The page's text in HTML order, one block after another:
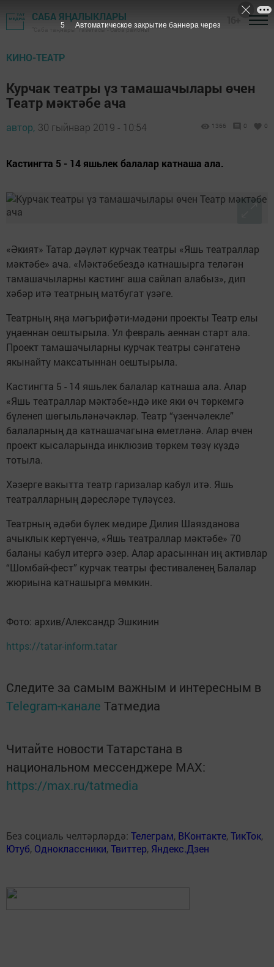
САБА ЯҢАЛЫКЛАРЫ
"Саба таңнары" газетасы - Саба районы
КИНО-ТЕАТР
Курчак театры үз тамашачылары өчен
Театр мәктәбе ача
автор, 30 гыйнвар 2019 - 10:54 1366 0 0
Кастингта 5 - 14 яшьлек балалар катнаша ала.
«Әкият» Татар дәүләт курчак театры «Яшь театраллар
мәктәбе» ача. «Мәктәбебездә катнашырга теләгән
тамашачыларны кастинг аша сайлап алабыз», дип
хәбәр итә театрның матбугат үзәге.
Театрның яңа мәгърифәти-мәдәни проекты Театр елы
уңаеннан оештырыла. Ул февраль аеннан старт ала.
Проект тамашачыларны курчак театры сәнгатенә
якынайту максатыннан оештырыла.
Кастингта 5 - 14 яшьлек балалар катнаша ала. Алар
«Яшь театраллар мәктәбе»ндә ике яки өч төркемгә
бүленеп шөгыльләнәчәкләр. Театр “үзенчәлекле”
балаларның да катнашачагына өметләнә. Алар өчен
проект кысаларында инклюзив төркем төзү күздә
тотыла.
Хәзерге вакытта театр гаризалар кабул итә. Яшь
театралларның дәресләре түләүсез.
Театрның әдәби бүлек мөдире Дилия Шаязданова
ачыклык кертүенчә, «Яшь театраллар мәктәбе» 70
баланы кабул итергә әзер. Алар арасыннан иң активлар
“Шомбай-фест” курчак театры фестиваленең Балалар
жюриына катнашырга мөмкин.
Фото: архив/Александр Эшкинин
https://tatar-inform.tatar
Следите за самым важным и интересным в
Telegram-канале Татмедиа
Читайте новости Татарстана в
национальном мессенджере MАХ:
https://max.ru/tatmedia
Без социаль челтәрләрдә: Телеграм, ВКонтакте,ТикТок,
Ютуб, Одноклассники,Твиттер, Яндекс.Дзен
4 Автоматическое закрытие баннера через